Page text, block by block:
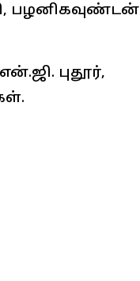
பழனிகவுண்டன்
புதூர்,